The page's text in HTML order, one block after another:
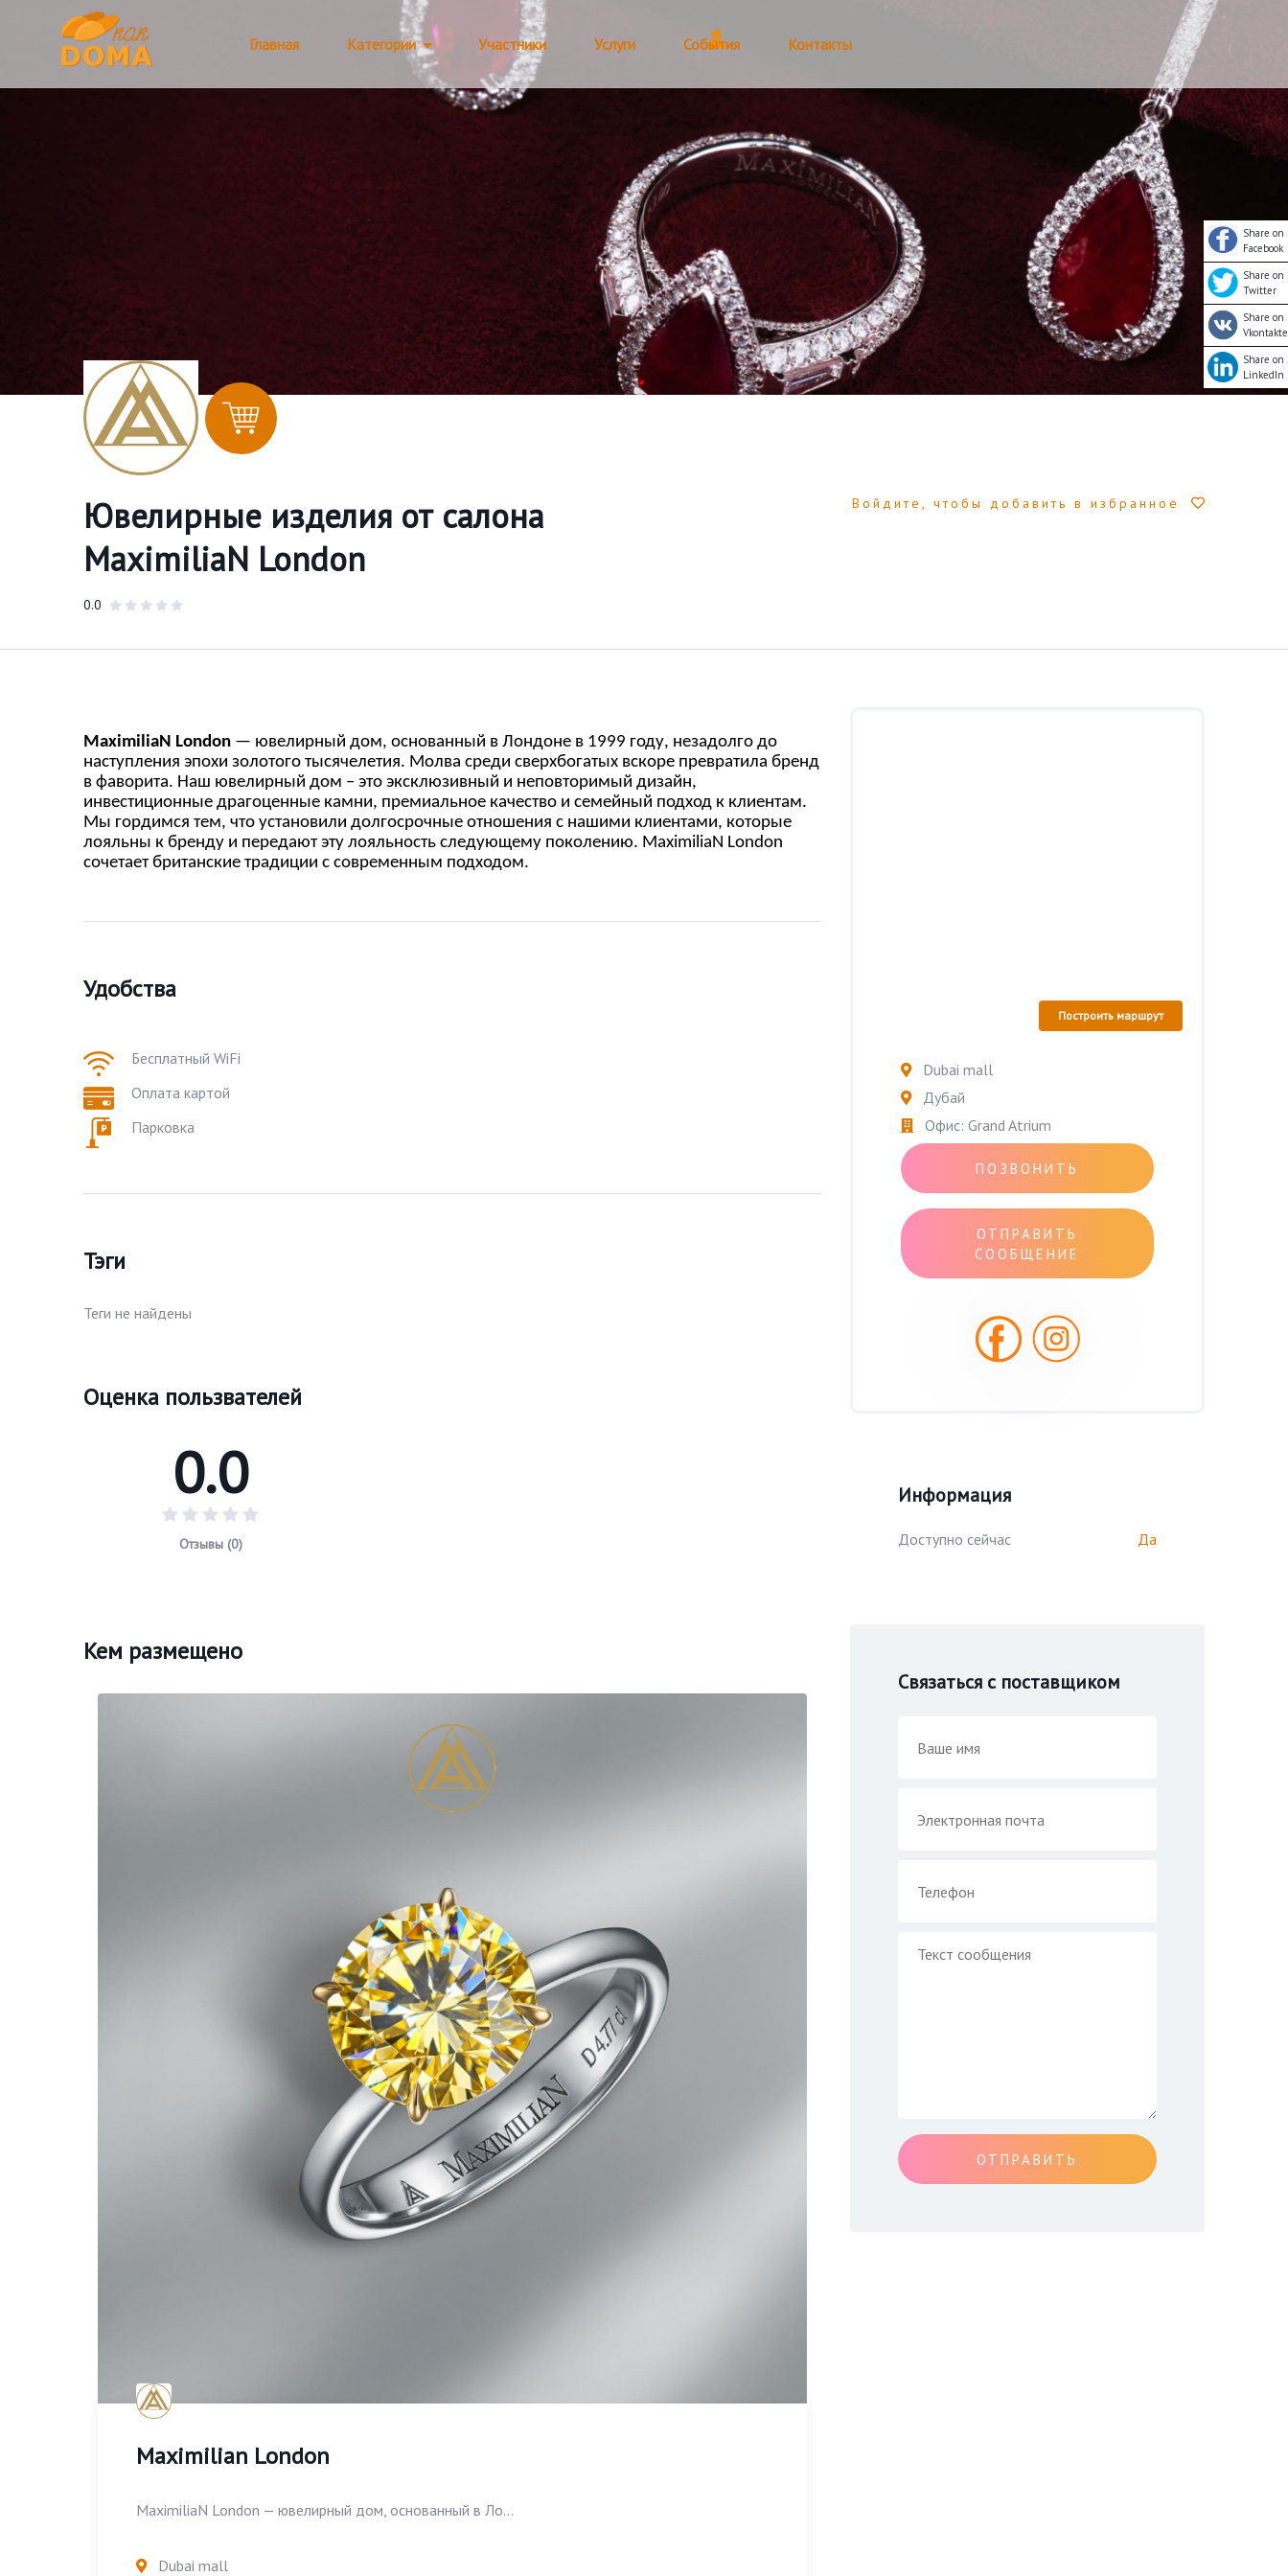
Главная Категории Участники Услуги События Контакты
Ювелирные изделия от салона
MaximiliaN London
0.0
Войдите, чтобы добавить в избранное
MaximiliaN London — ювелирный дом, основанный в Лондоне в 1999 году, незадолго до
наступления эпохи золотого тысячелетия. Молва среди сверхбогатых вскоре превратила бренд
в фаворита. Наш ювелирный дом – это эксклюзивный и неповторимый дизайн,
инвестиционные драгоценные камни, премиальное качество и семейный подход к клиентам.
Мы гордимся тем, что установили долгосрочные отношения с нашими клиентами, которые
лояльны к бренду и передают эту лояльность следующему поколению. MaximiliaN London
сочетает британские традиции с современным подходом.
Удобства
Бесплатный WiFi
Оплата картой
Парковка
Тэги
Теги не найдены
Оценка пользвателей
0.0
Отзывы (0)
Кем размещено
Maximilian London
MaximiliaN London — ювелирный дом, основанный в Ло...
Dubai mall
Построить маршрут
Dubai mall
Дубай
Офис: Grand Atrium
ПОЗВОНИТЬ
ОТПРАВИТЬ
СООБЩЕНИЕ
Share on
Facebook
Share on
Twitter
Share on
Vkontakte
Share on
LinkedIn
Информация
Доступно сейчас Да
Связаться с поставщиком
ОТПРАВИТЬ